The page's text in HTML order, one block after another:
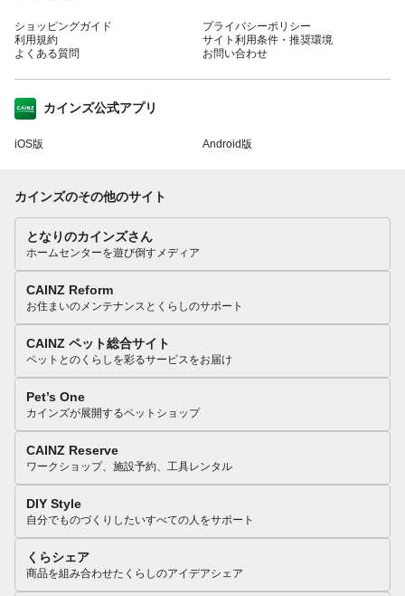
ショッピングガイド
利用規約
よくある質問
プライバシーポリシー
サイト利用条件・推奨環境
お問い合わせ
カインズ公式アプリ
iOS版 Android版
カインズのその他のサイト
となりのカインズさん
ホームセンターを遊び倒すメディア
CAINZ Reform
お住まいのメンテナンスとくらしのサポート
CAINZ ペット総合サイト
ペットとのくらしを彩るサービスをお届け
Pet’s One
カインズが展開するペットショップ
CAINZ Reserve
ワークショップ、施設予約、工具レンタル
DIY Style
自分でものづくりしたいすべての人をサポート
くらシェア
商品を組み合わせたくらしのアイデアシェア